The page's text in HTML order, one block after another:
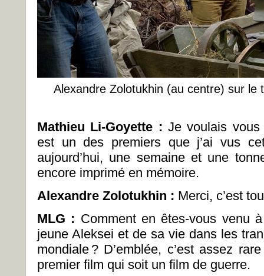
Alexandre Zolotukhin (au centre) sur le
Mathieu Li-Goyette : Je voulais vous
est un des premiers que j’ai vus
aujourd’hui, une semaine et une
encore imprimé en mémoire.
Alexandre Zolotukhin : Merci, c’est
MLG : Comment en êtes-vous venu
jeune Aleksei et de sa vie dans les
mondiale ? D’emblée, c’est assez
premier film qui soit un film de guerre.